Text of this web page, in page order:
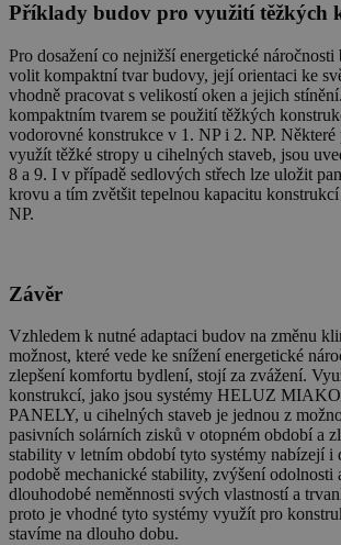
Příklady budov pro využití těžkých
Pro dosažení co nejnižší energetické
volit kompaktní tvar budovy, její orientaci ke
vhodně pracovat s velikostí oken a jejich
kompaktním tvarem se použití těžkých
vodorovné konstrukce v 1. NP i 2. NP.
využít těžké stropy u cihelných staveb, jsou
8 a 9. I v případě sedlových střech lze uložit
krovu a tím zvětšit tepelnou kapacitu
NP.
Závěr
Vzhledem k nutné adaptaci budov na změnu
možnost, které vede ke snížení energetické
zlepšení komfortu bydlení, stojí za zvážení.
konstrukcí, jako jsou systémy HELUZ
PANELY, u cihelných staveb je jednou z
pasivních solárních zisků v otopném období a
stability v letním období tyto systémy nabízejí i
podobě mechanické stability, zvýšení odolnosti
dlouhodobé neměnnosti svých vlastností a
proto je vhodné tyto systémy využít pro
stavíme na dlouho dobu.